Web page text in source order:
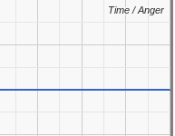
Time / Anger
Time / Anger